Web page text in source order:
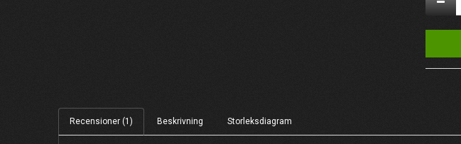
Recensioner (1) Beskrivning Storleksdiagram